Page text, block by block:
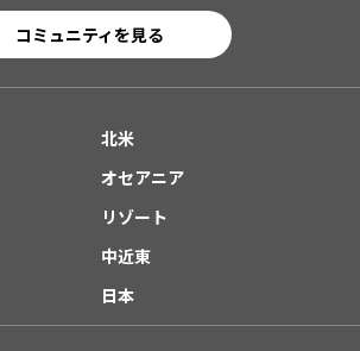
コミュニティを見る
北米
オセアニア
リゾート
中近東
日本